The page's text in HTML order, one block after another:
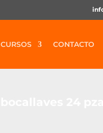
CURSOS CONTACTO
24